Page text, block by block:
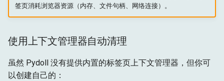
签页消耗浏览器资源（内存、文件句柄、网络连接）。
使用上下文管理器自动清理
虽然 Pydoll 没有提供内置的标签页上下文管理器，但你可
以创建自己的：